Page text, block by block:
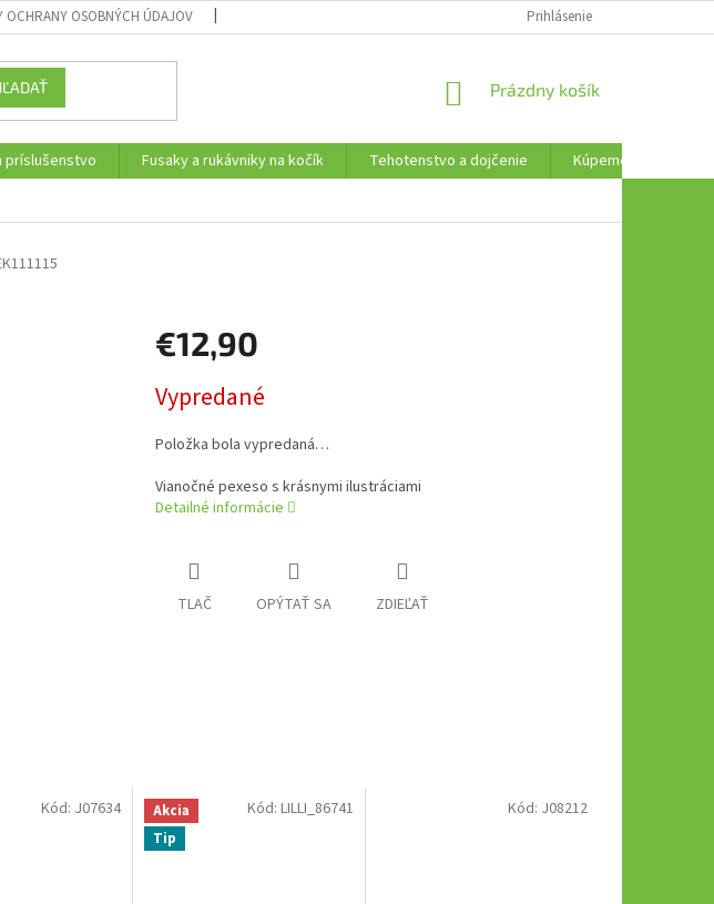
OCHRANY OSOBNÝCH ÚDAJOV Prihlásenie
NÁKUPNÝ
Prázdny košík
príslušenstvo Fusaky a rukávniky na kočík Tehotenstvo a dojčenie
Kúpeme, plávame a
€12,90
cena:
Vypredané
Položka bola vypredaná…
Vianočné pexeso s krásnymi ilustráciami
Detailné informácie
TLAČ OPÝTAŤ SA ZDIEĽAŤ
Kód: J07634
Akcia
Tip
Kód:LILLI_86741 Kód: J08212